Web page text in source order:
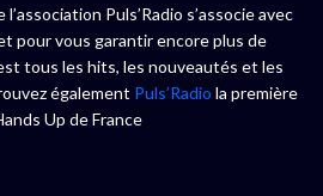
Puls’Radio s’associe avec
pour vous garantir encore plus de
tous les hits, les nouveautés et les
également Puls’Radio la première
Up de France